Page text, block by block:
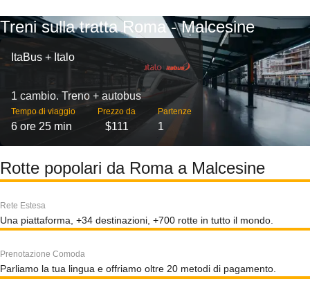
Treni sulla tratta Roma - Malcesine
ItaBus + Italo
1 cambio. Treno + autobus
Tempo di viaggio
6 ore 25 min
Prezzo da
$111
Partenze
1
Rotte popolari da Roma a Malcesine
Rete Estesa
Una piattaforma, +34 destinazioni, +700 rotte in tutto il mondo.
Prenotazione Comoda
Parliamo la tua lingua e offriamo oltre 20 metodi di pagamento.